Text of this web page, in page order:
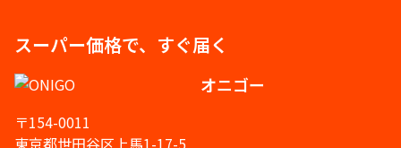
スーパー価格で、すぐ届く
オニゴー
〒154-0011